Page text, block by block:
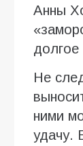
Анны
долгое
Не
ними
удачу.